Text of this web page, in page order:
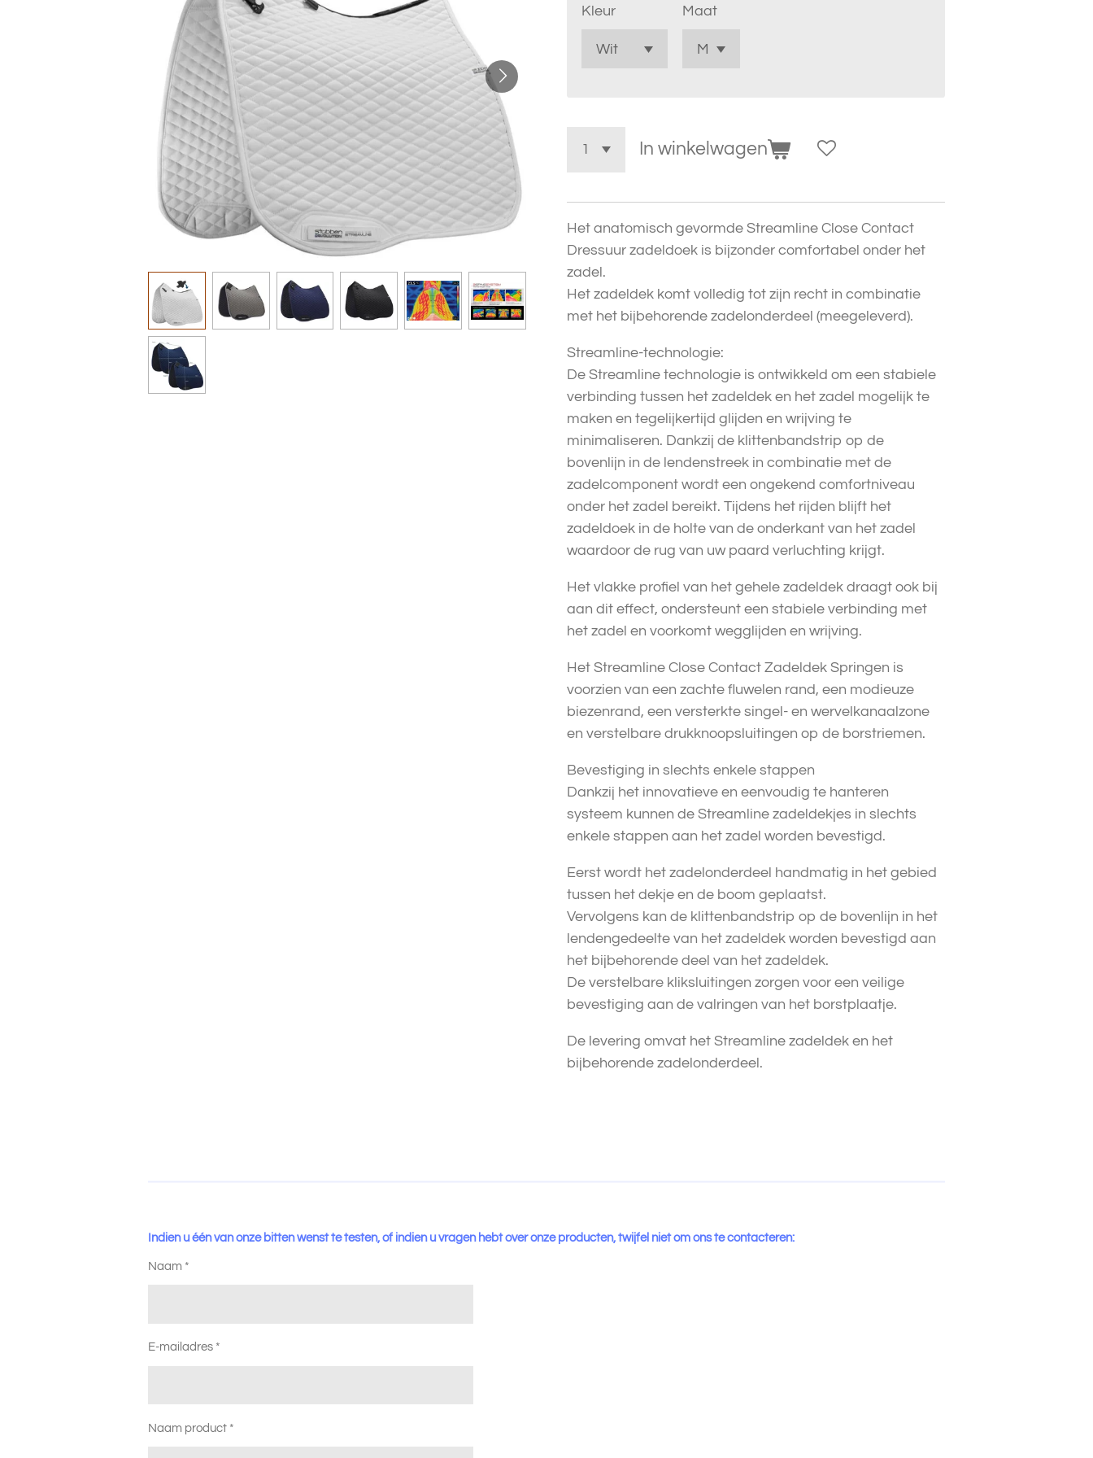
Kleur Maat
In winkelwagen
Het anatomisch gevormde Streamline Close Contact
Dressuur zadeldoek is bijzonder comfortabel onder het
zadel.
Het zadeldek komt volledig tot zijn recht in combinatie
met het bijbehorende zadelonderdeel (meegeleverd).
Streamline-technologie:
De Streamline technologie is ontwikkeld om een stabiele
verbinding tussen het zadeldek en het zadel mogelijk te
maken en tegelijkertijd glijden en wrijving te
minimaliseren. Dankzij de klittenbandstrip op de
bovenlijn in de lendenstreek in combinatie met de
zadelcomponent wordt een ongekend comfortniveau
onder het zadel bereikt. Tijdens het rijden blijft het
zadeldoek in de holte van de onderkant van het zadel
waardoor de rug van uw paard verluchting krijgt.
Het vlakke profiel van het gehele zadeldek draagt ook bij
aan dit effect, ondersteunt een stabiele verbinding met
het zadel en voorkomt wegglijden en wrijving.
Het Streamline Close Contact Zadeldek Springen is
voorzien van een zachte fluwelen rand, een modieuze
biezenrand, een versterkte singel- en wervelkanaalzone
en verstelbare drukknoopsluitingen op de borstriemen.
Bevestiging in slechts enkele stappen
Dankzij het innovatieve en eenvoudig te hanteren
systeem kunnen de Streamline zadeldekjes in slechts
enkele stappen aan het zadel worden bevestigd.
Eerst wordt het zadelonderdeel handmatig in het gebied
tussen het dekje en de boom geplaatst.
Vervolgens kan de klittenbandstrip op de bovenlijn in het
lendengedeelte van het zadeldek worden bevestigd aan
het bijbehorende deel van het zadeldek.
De verstelbare kliksluitingen zorgen voor een veilige
bevestiging aan de valringen van het borstplaatje.
De levering omvat het Streamline zadeldek en het
bijbehorende zadelonderdeel.
Indien u één van onze bitten wenst te testen, of indien u vragen hebt over onze producten, twijfel niet om ons te contacteren:
Naam *
E-mailadres *
Naam product *